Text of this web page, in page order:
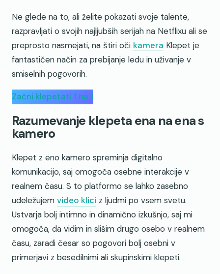
Ne glede na to, ali želite pokazati svoje talente,
razpravljati o svojih najljubših serijah na Netflixu ali se
preprosto nasmejati, na štiri oči kamera Klepet je
fantastičen način za prebijanje ledu in uživanje v
smiselnih pogovorih.
Začni klepetati 1 na 1
Razumevanje klepeta ena na ena s
kamero
Klepet z eno kamero spreminja digitalno
komunikacijo, saj omogoča osebne interakcije v
realnem času. S to platformo se lahko zasebno
udeležujem video klici z ljudmi po vsem svetu.
Ustvarja bolj intimno in dinamično izkušnjo, saj mi
omogoča, da vidim in slišim drugo osebo v realnem
času, zaradi česar so pogovori bolj osebni v
primerjavi z besedilnimi ali skupinskimi klepeti.